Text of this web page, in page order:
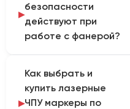
влажностью, покрытием,
мощностью и
скоростью. По ним
оборудования перед
запуском серии.
безопасности
действуют при
работе с фанерой?
результата используют
фанеру одной партии и
вытяжку для удаления
Как выбрать и
купить лазерные
ЧПУ маркеры по